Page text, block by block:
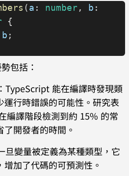
(a : number, b
{
b ;
包括：
：TypeScript 能在編譯時發現類
運行時錯誤的可能性。研究表
編譯階段檢測到約 15% 的常
開發者的時間。
旦變量被定義為某種類型，它
加了代碼的可預測性。